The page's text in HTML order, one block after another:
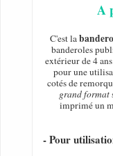
A
C'est la
banderoles
extérieur de 4
pour une
cotés de
grand format
imprimé un
- Pour